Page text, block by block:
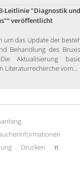
Leitlinie "Diagnostik
veröffentlicht
um das Update der
Behandlung des
Aktualisierung
Literaturrecherche vom...
Drucken π